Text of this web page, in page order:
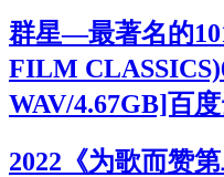
群星—最著名的
FILM
WAV/4.67GB]百
2022《为歌而赞